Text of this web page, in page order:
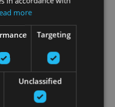
more
Targeting
Unclassified